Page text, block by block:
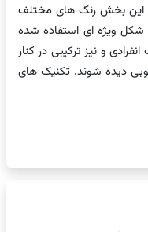
این بخش رنگ های مختلف
شکل ویژه ای استفاده شده
و نیز ترکیبی در کنار
دیده شوند. تکنیک های